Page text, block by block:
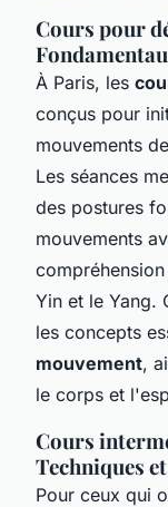
Cours pour
À Paris, les
conçus pour
mouvements
Les séances
des postures
mouvements
Yin et le Yang.
les concepts
mouvement,
le corps et
Cours
Techniques
Pour ceux qui